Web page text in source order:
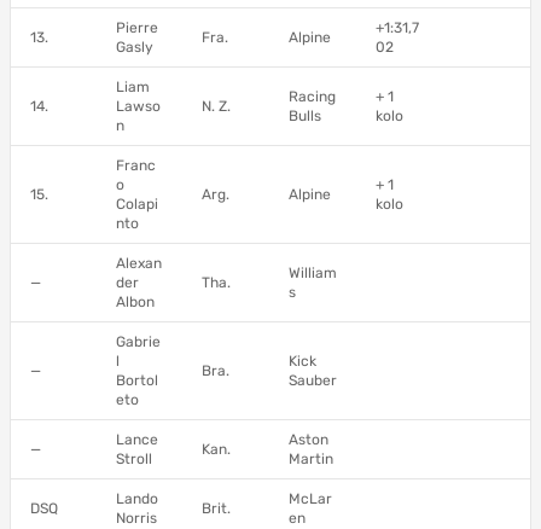
13.
Pierre
Gasly
Fra. Alpine
+1:31,7
02
14.
Liam
Lawso
n
N. Z.
Racing
Bulls
+ 1
kolo
15.
Franc
o
Colapi
nto
Arg. Alpine
+ 1
kolo
—
Alexan
der
Albon
Tha.
William
s
—
Gabrie
l
Bortol
eto
Bra.
Kick
Sauber
—
Lance
Stroll
Kan.
Aston
Martin
DSQ
Lando
Norris
Brit.
McLar
en